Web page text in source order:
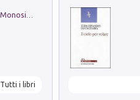
Tutti i libri